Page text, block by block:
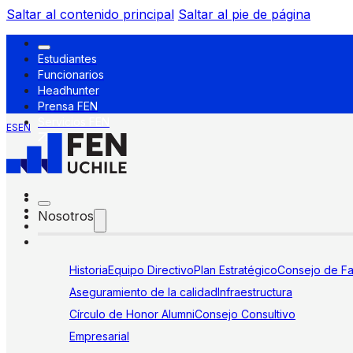
Saltar al contenido principal Saltar al pie de página
Estudiantes
Funcionarios
Headhunter
Prensa FEN
ESEN
Nosotros
HistoriaEquipo DirectivoPlan EstratégicoConsejo de
Aseguramiento de la calidadInfraestructura
Círculo de Honor AlumniConsejo Consultivo
Empresarial